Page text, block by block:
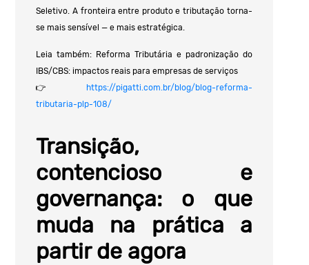
Seletivo. A fronteira entre produto e tributação torna-
se mais sensível — e mais estratégica.
Leia também: Reforma Tributária e padronização do
IBS/CBS: impactos reais para empresas de serviços
👉 https://pigatti.com.br/blog/blog-reforma-
tributaria-plp-108/
Transição,
contencioso e
governança: o que
muda na prática a
partir de agora